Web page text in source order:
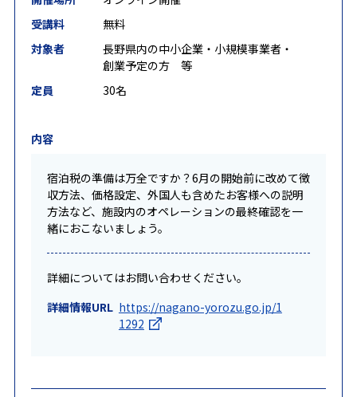
受講料
無料
対象者
長野県内の中小企業・小規模事業者・
創業予定の方 等
定員
30名
内容
宿泊税の準備は万全ですか？6月の開始前に改めて徴
収方法、価格設定、外国人も含めたお客様への説明
方法など、施設内のオペレーションの最終確認を一
緒におこないましょう。
詳細についてはお問い合わせください。
詳細情報URL https://nagano-yorozu.go.jp/1
1292